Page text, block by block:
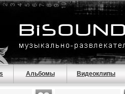
Альбомы Видеоклипы